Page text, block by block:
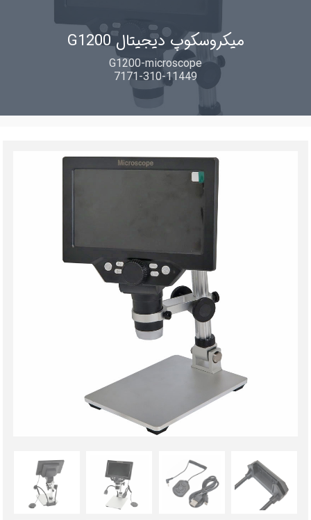
میکروسکوپ دیجیتال G1200
G1200-microscope
7171-310-11449